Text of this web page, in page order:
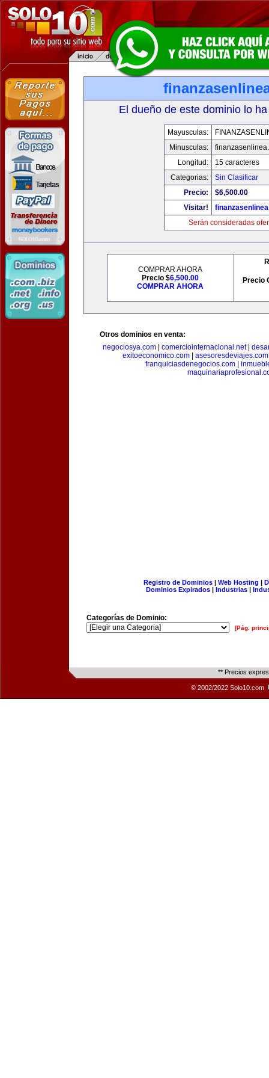
El dueño de este dominio lo
Mayusculas:
Minusculas:
Longitud:
15 caracteres
Categorias:
Sin Clasificar
Precio:
$6,500.00
Visitar!
Serán consideradas
COMPRAR AHORA
Precio $6,500.00
COMPRAR AHORA
Precio
Otros dominios en venta:
negociosya.com
comerciointernacional.net|
exitoeconomico.com| asesoresdeviajes.com
franquiciasdenegocios.com|
Registro de Dominios| Web Hosting |
Dominios Expirados | Industrias |
Categorías de Dominio:
[Pág.
** Precios
© 2002/2022 Solo10.com